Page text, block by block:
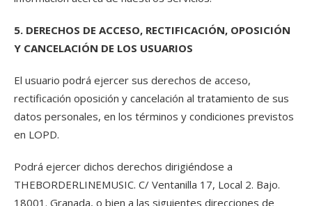
5. DERECHOS DE ACCESO, RECTIFICACIÓN, OPOSICIÓN
Y CANCELACIÓN DE LOS USUARIOS
El usuario podrá ejercer sus derechos de acceso,
rectificación oposición y cancelación al tratamiento de sus
datos personales, en los términos y condiciones previstos
en LOPD.
Podrá ejercer dichos derechos dirigiéndose a
THEBORDERLINEMUSIC. C/ Ventanilla 17, Local 2. Bajo.
18001. Granada, o bien a las siguientes direcciones de